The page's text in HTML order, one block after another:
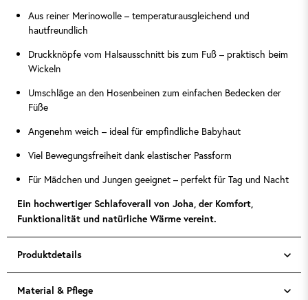
Produktdetails
Material & Pflege
Aus reiner Merinowolle – temperaturausgleichend und
hautfreundlich
Druckknöpfe vom Halsausschnitt bis zum Fuß – praktisch beim
Wickeln
Umschläge an den Hosenbeinen zum einfachen Bedecken der
Füße
Angenehm weich – ideal für empfindliche Babyhaut
Viel Bewegungsfreiheit dank elastischer Passform
Für Mädchen und Jungen geeignet – perfekt für Tag und Nacht
Ein hochwertiger Schlafoverall von Joha, der Komfort,
Funktionalität und natürliche Wärme vereint.